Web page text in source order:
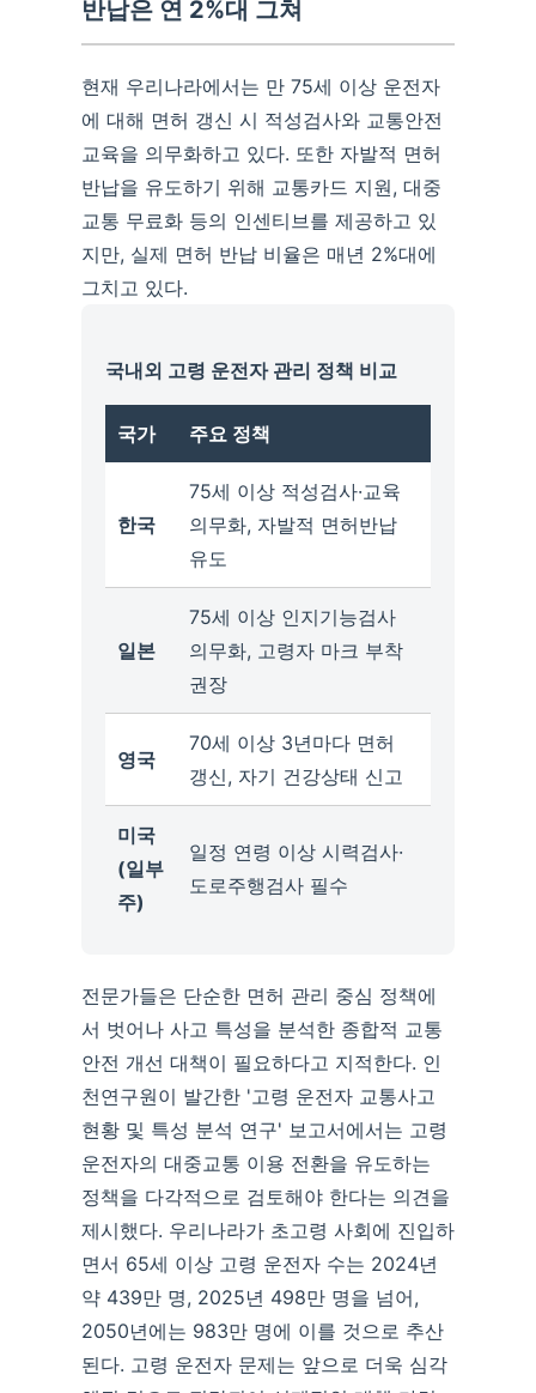
반납은 연 2%대 그쳐
현재 우리나라에서는 만 75세 이상 운전자
에 대해 면허 갱신 시 적성검사와 교통안전
교육을 의무화하고 있다. 또한 자발적 면허
반납을 유도하기 위해 교통카드 지원, 대중
교통 무료화 등의 인센티브를 제공하고 있
지만, 실제 면허 반납 비율은 매년 2%대에
그치고 있다.
국내외 고령 운전자 관리 정책 비교
국가 주요 정책
한국
75세 이상 적성검사·교육
의무화, 자발적 면허반납
유도
일본
75세 이상 인지기능검사
의무화, 고령자 마크 부착
권장
영국
70세 이상 3년마다 면허
갱신, 자기 건강상태 신고
미국
(일부
주)
일정 연령 이상 시력검사·
도로주행검사 필수
전문가들은 단순한 면허 관리 중심 정책에
서 벗어나 사고 특성을 분석한 종합적 교통
안전 개선 대책이 필요하다고 지적한다. 인
천연구원이 발간한 '고령 운전자 교통사고
현황 및 특성 분석 연구' 보고서에서는 고령
운전자의 대중교통 이용 전환을 유도하는
정책을 다각적으로 검토해야 한다는 의견을
제시했다. 우리나라가 초고령 사회에 진입하
면서 65세 이상 고령 운전자 수는 2024년
약 439만 명, 2025년 498만 명을 넘어,
2050년에는 983만 명에 이를 것으로 추산
된다. 고령 운전자 문제는 앞으로 더욱 심각